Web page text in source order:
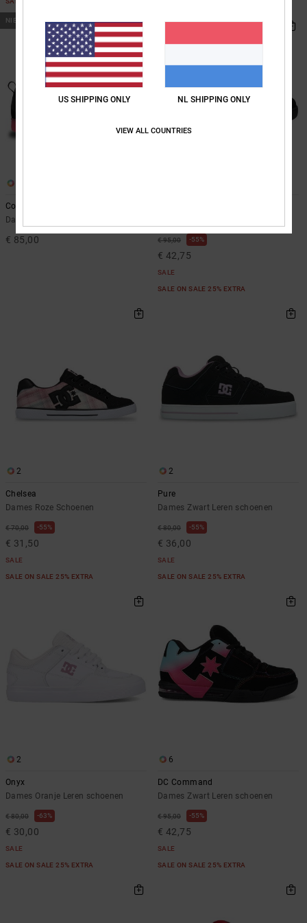
NIEUW
Court Graffik
Dames Multi Leren schoenen
€ 85,00 € 95,00 55%
€ 42,75
SALE
SALE ON SALE 25% EXTRA
2
Chelsea
Dames Roze Schoenen
€ 70,00 55%
€ 31,50
SALE
SALE ON SALE 25% EXTRA
2
Pure
Dames Zwart Leren schoenen
€ 80,00 55%
€ 36,00
SALE
SALE ON SALE 25% EXTRA
2
Onyx
Dames Oranje Leren schoenen
€ 80,00 63%
€ 30,00
SALE
SALE ON SALE 25% EXTRA
6
DC Command
Dames Zwart Leren schoenen
€ 95,00 55%
€ 42,75
SALE
SALE ON SALE 25% EXTRA
US SHIPPING ONLY NL SHIPPING ONLY
VIEW ALL COUNTRIES